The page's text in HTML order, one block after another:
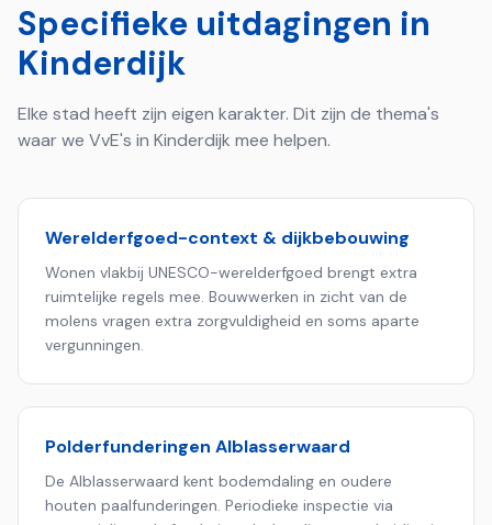
Specifieke uitdagingen in
Kinderdijk
Elke stad heeft zijn eigen karakter. Dit zijn de thema's
waar we VvE's in Kinderdijk mee helpen.
Werelderfgoed-context & dijkbebouwing
Wonen vlakbij UNESCO-werelderfgoed brengt extra
ruimtelijke regels mee. Bouwwerken in zicht van de
molens vragen extra zorgvuldigheid en soms aparte
vergunningen.
Polder­funderingen Alblasserwaard
De Alblasserwaard kent bodemdaling en oudere
houten paalfunderingen. Periodieke inspectie via